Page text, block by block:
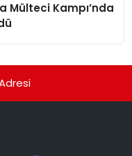
Mülteci Kampı’nda